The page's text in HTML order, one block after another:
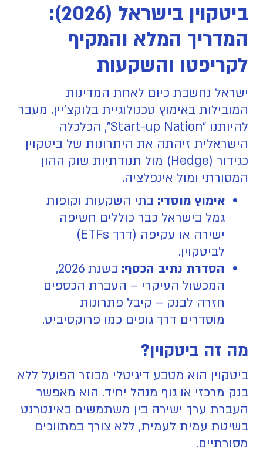
ביטקוין בישראל (2026):
המדריך המלא והמקיף
לקריפטו והשקעות
ישראל נחשבת כיום לאחת המדינות
המובילות באימוץ טכנולוגיית בלוקצ'יין. מעבר
להיותנו "Start-up Nation", הכלכלה
הישראלית זיהתה את היתרונות של ביטקוין
כגידור (Hedge) מול תנודתיות שוק ההון
המסורתי ומול אינפלציה.
אימוץ מוסדי: בתי השקעות וקופות
גמל בישראל כבר כוללים חשיפה
ישירה או עקיפה (דרך ETFs)
לביטקוין.
הסדרת נתיב הכסף:
בשנת 2026,
המכשול העיקרי – העברת הכספים
חזרה לבנק – קיבל פתרונות
מוסדרים דרך גופים כמו פרוקסיביט.
מה זה ביטקוין?
ביטקוין הוא מטבע דיגיטלי מבוזר הפועל ללא
בנק מרכזי או גוף מנהל יחיד. הוא מאפשר
העברת ערך ישירה בין משתמשים באינטרנט
בשיטת עמית לעמית, ללא צורך במתווכים
מסורתיים.